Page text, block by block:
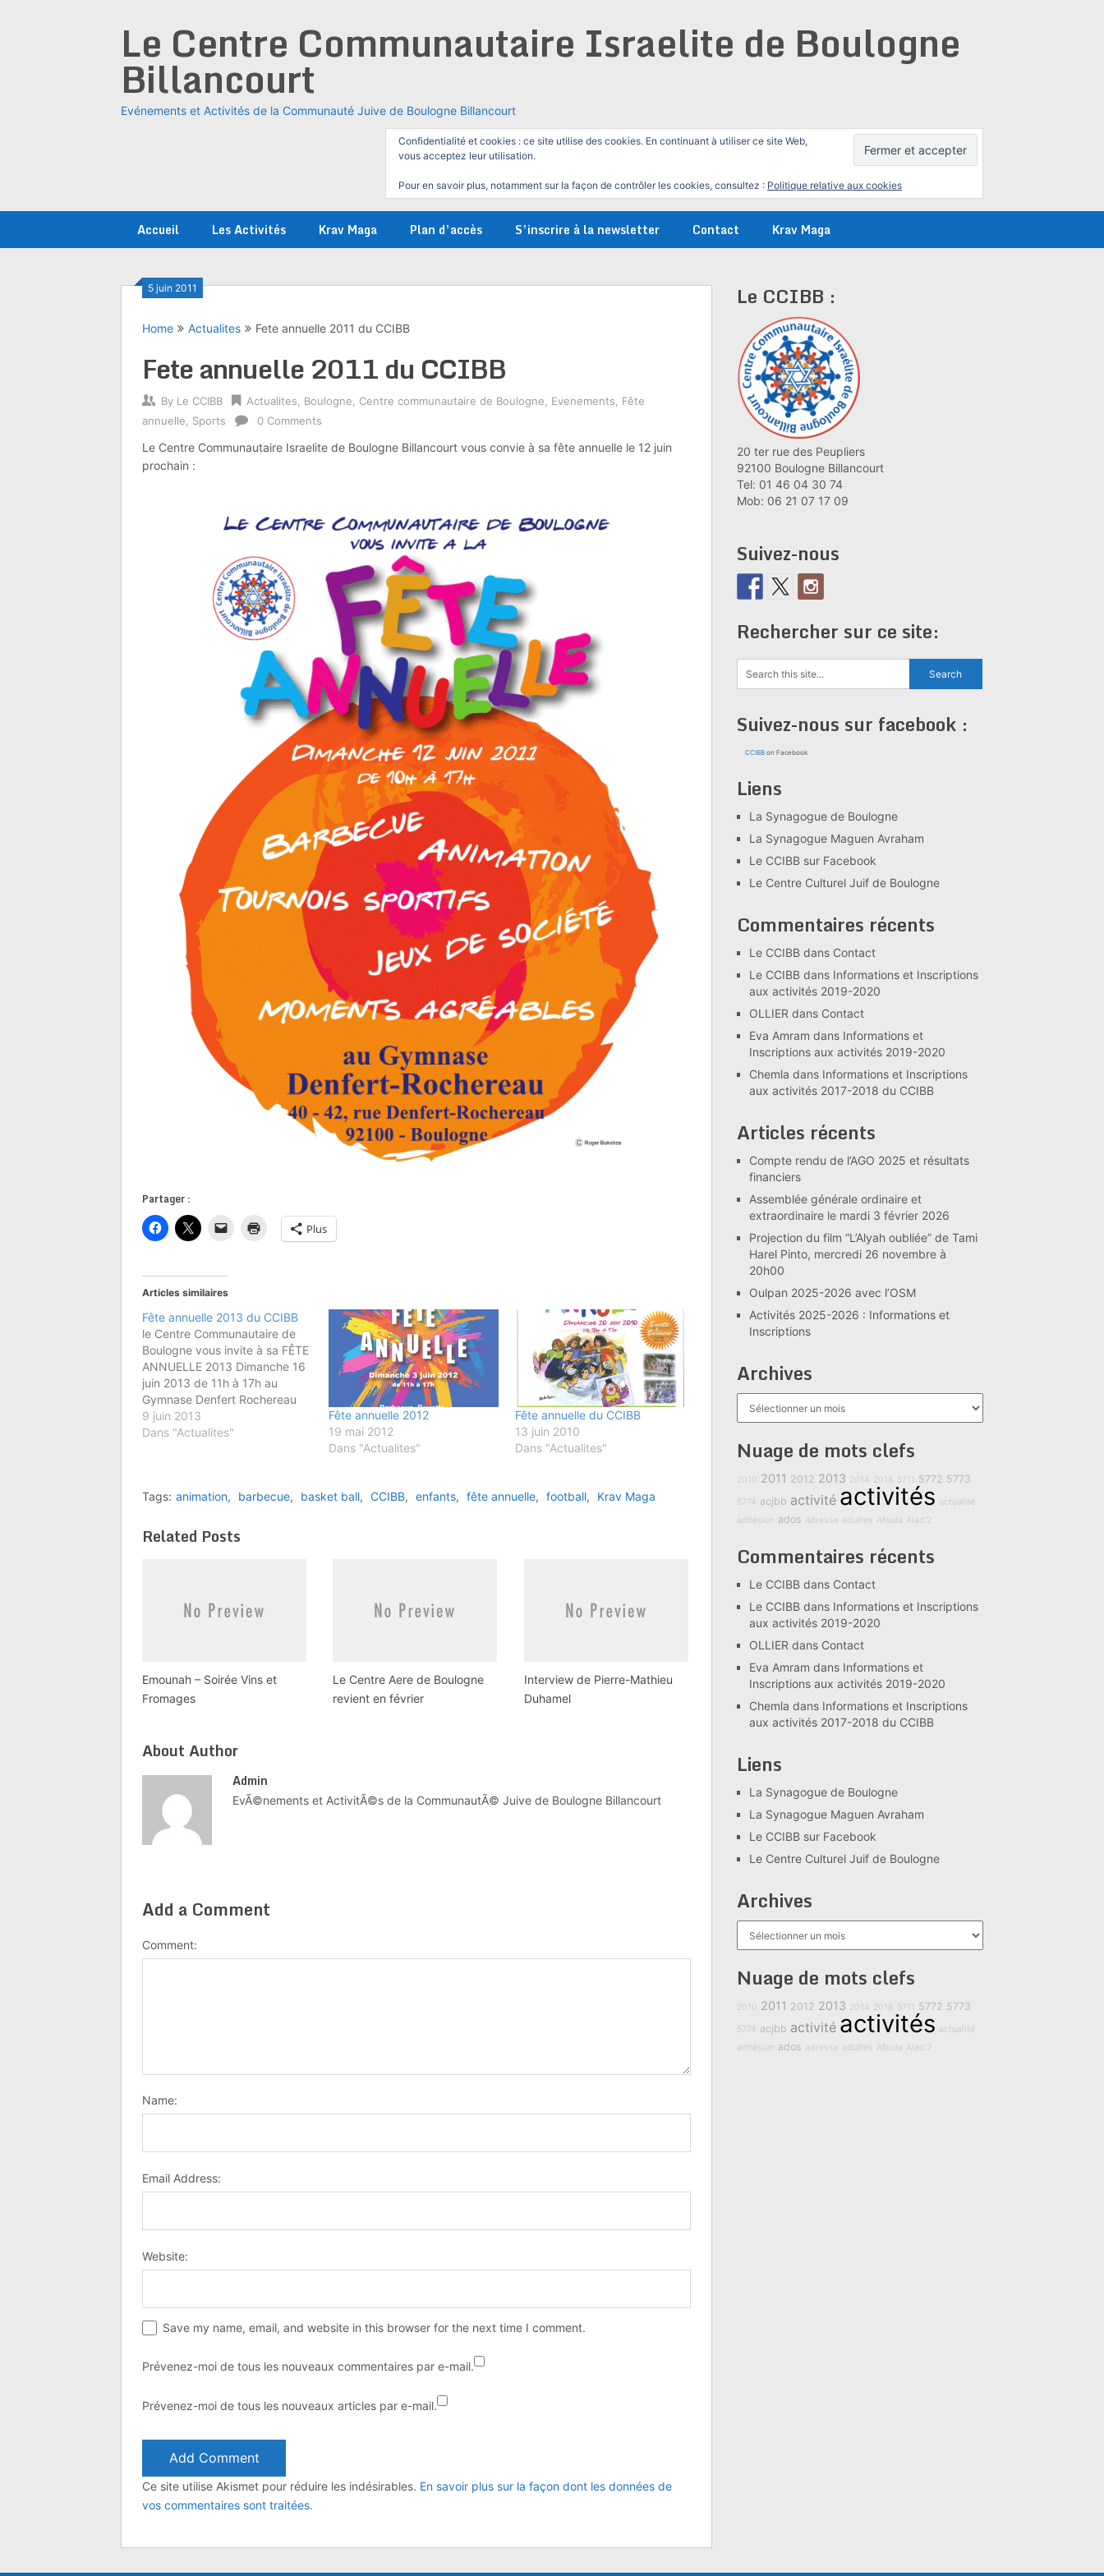
Le Centre Communautaire Israelite de Boulogne
Billancourt
Evénements et Activités de la Communauté Juive de Boulogne Billancourt
Confidentialité et cookies : ce site utilise des cookies. En continuant à utiliser ce site Web,
vous acceptez leur utilisation.
Pour en savoir plus, notamment sur la façon de contrôler les cookies, consultez : Politique relative aux cookies
Accueil Les Activités Krav Maga Plan d’accès S’inscrire à la newsletter Contact Krav Maga
5 juin 2011
Home Actualites Fete annuelle 2011 du CCIBB
Fete annuelle 2011 du CCIBB
By Le CCIBB Actualites Boulogne Centre communautaire de Boulogne Evenements
Fête
annuelle
Sports 0 Comments
Le Centre Communautaire Israelite de Boulogne Billancourt vous convie à sa fête annuelle le 12 juin
prochain :
Partager :
Plus
Articles similaires
Fête annuelle 2013 du CCIBB
le Centre Communautaire de
Boulogne vous invite à sa FÊTE
ANNUELLE 2013 Dimanche 16
juin 2013 de 11h à 17h au
Gymnase Denfert Rochereau
40-42 rue Denfert Rochereau
92100 Boulogne Billancourt
Démonstration de Hip-Hop
Nombreux !!!!!
9 juin 2013
Dans "Actualites"
Fête annuelle 2012
19 mai 2012
Dans "Actualites"
Fête annuelle du CCIBB
13 juin 2010
Dans "Actualites"
Tags: animation, barbecue, basket ball, CCIBB, enfants, fête annuelle, football, Krav Maga
Related Posts
Emounah – Soirée Vins et
Fromages
Le Centre Aere de Boulogne
revient en février
Interview de Pierre-Mathieu
Duhamel
About Author
Admin
EvÃ©nements et ActivitÃ©s de la CommunautÃ© Juive de Boulogne Billancourt
Add a Comment
Comment:
Name:
Email Address:
Website:
Save my name, email, and website in this browser for the next time I comment.
Prévenez-moi de tous les nouveaux commentaires par e-mail.
Prévenez-moi de tous les nouveaux articles par e-mail.
Ce site utilise Akismet pour réduire les indésirables. En savoir plus sur la façon dont les données de
vos commentaires sont traitées.
Le CCIBB :
20 ter rue des Peupliers
92100 Boulogne Billancourt
Tel: 01 46 04 30 74
Mob: 06 21 07 17 09
Suivez-nous
Rechercher sur ce site:
Suivez-nous sur facebook :
CCIBB on Facebook
Liens
La Synagogue de Boulogne
La Synagogue Maguen Avraham
Le CCIBB sur Facebook
Le Centre Culturel Juif de Boulogne
Commentaires récents
Le CCIBB dans Contact
Le CCIBB dans Informations et Inscriptions
aux activités 2019-2020
OLLIER dans Contact
Eva Amram dans Informations et
Inscriptions aux activités 2019-2020
Chemla dans Informations et Inscriptions
aux activités 2017-2018 du CCIBB
Articles récents
Compte rendu de l’AGO 2025 et résultats
financiers
Assemblée générale ordinaire et
extraordinaire le mardi 3 février 2026
Projection du film “L’Alyah oubliée” de Tami
Harel Pinto, mercredi 26 novembre à
20h00
Oulpan 2025-2026 avec l’OSM
Activités 2025-2026 : Informations et
Inscriptions
Archives
Nuage de mots clefs
2010 2011 2012 2013 2014 2018 5711 5772 5773
5774 acjbb activité activités actualité
adhésion ados adresse adultes Afoula Alad'2
Commentaires récents
Le CCIBB dans Contact
Le CCIBB dans Informations et Inscriptions
aux activités 2019-2020
OLLIER dans Contact
Eva Amram dans Informations et
Inscriptions aux activités 2019-2020
Chemla dans Informations et Inscriptions
aux activités 2017-2018 du CCIBB
Liens
La Synagogue de Boulogne
La Synagogue Maguen Avraham
Le CCIBB sur Facebook
Le Centre Culturel Juif de Boulogne
Archives
Nuage de mots clefs
2010 2011 2012 2013 2014 2018 5711 5772 5773
5774 acjbb activité activités actualité
adhésion ados adresse adultes Afoula Alad'2